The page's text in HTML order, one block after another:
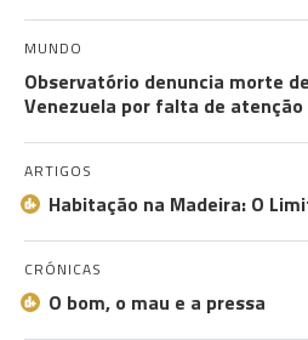
MUNDO
Observatório denuncia morte
Venezuela por falta de atenção
ARTIGOS
Habitação na Madeira: O
CRÓNICAS
O bom, o mau e a pressa